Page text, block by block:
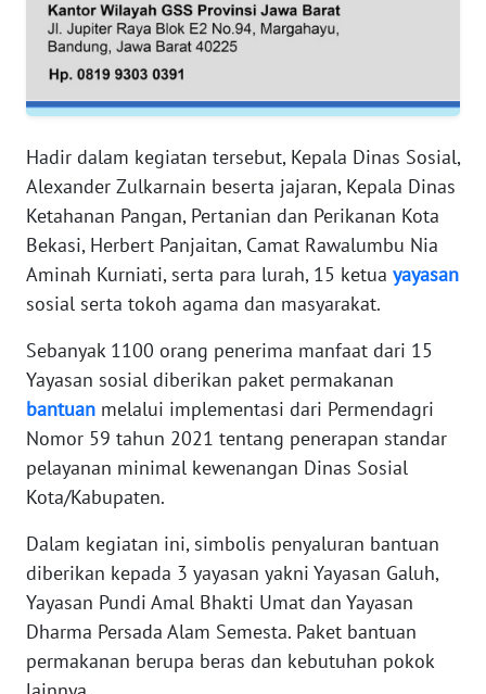
Hadir dalam kegiatan tersebut, Kepala Dinas Sosial,
Alexander Zulkarnain beserta jajaran, Kepala Dinas
Ketahanan Pangan, Pertanian dan Perikanan Kota
Bekasi, Herbert Panjaitan, Camat Rawalumbu Nia
Aminah Kurniati, serta para lurah, 15 ketua yayasan
sosial serta tokoh agama dan masyarakat.
Sebanyak 1100 orang penerima manfaat dari 15
Yayasan sosial diberikan paket permakanan
bantuan melalui implementasi dari Permendagri
Nomor 59 tahun 2021 tentang penerapan standar
pelayanan minimal kewenangan Dinas Sosial
Kota/Kabupaten.
Dalam kegiatan ini, simbolis penyaluran bantuan
diberikan kepada 3 yayasan yakni Yayasan Galuh,
Yayasan Pundi Amal Bhakti Umat dan Yayasan
Dharma Persada Alam Semesta. Paket bantuan
permakanan berupa beras dan kebutuhan pokok
PAPUA
BARAT
RIAU
SERAMBI
WN
JAMBI
SULTRA
WN
NTB
WN
WN
SULBAR
WN